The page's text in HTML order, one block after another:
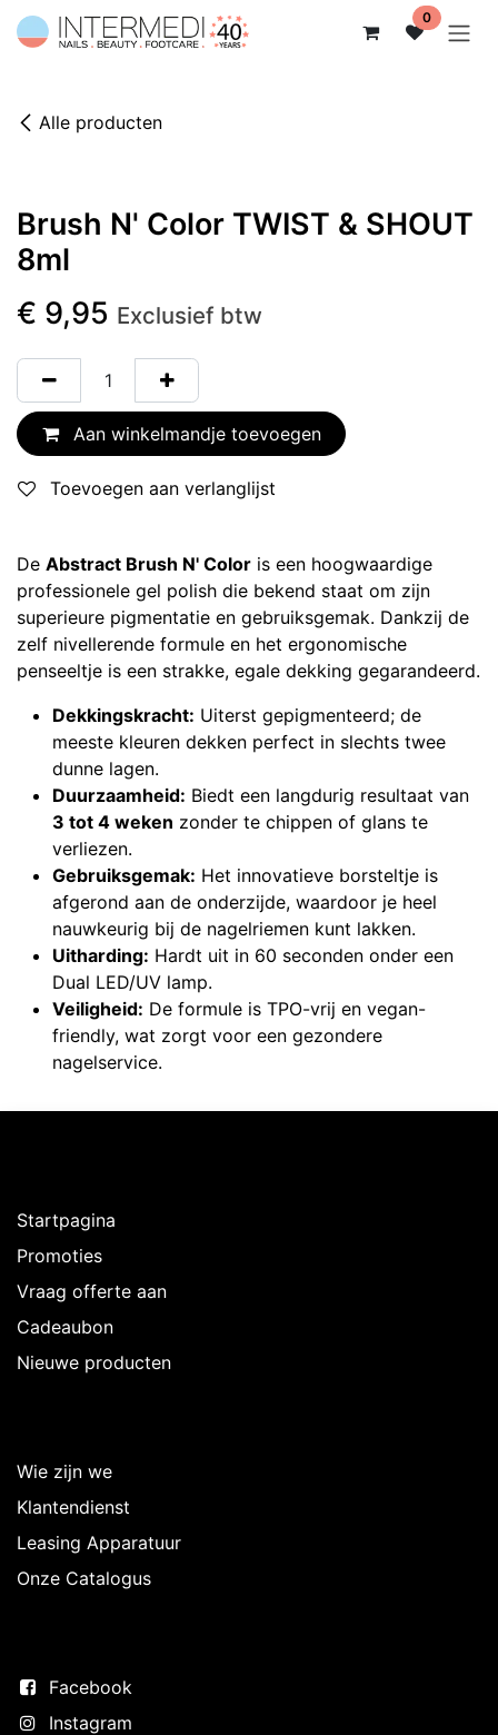
Overslaan naar inhoud 0
Alle producten
Brush N' Color TWIST & SHOUT
8ml
De Abstract Brush N' Color is een hoogwaardige
professionele gel polish die bekend staat om zijn
superieure pigmentatie en gebruiksgemak. Dankzij de
zelf nivellerende formule en het ergonomische
penseeltje is een strakke, egale dekking gegarandeerd.
Dekkingskracht: Uiterst gepigmenteerd; de
meeste kleuren dekken perfect in slechts twee
dunne lagen.
Duurzaamheid: Biedt een langdurig resultaat van
3 tot 4 weken zonder te chippen of glans te
verliezen.
Gebruiksgemak: Het innovatieve borsteltje is
afgerond aan de onderzijde, waardoor je heel
nauwkeurig bij de nagelriemen kunt lakken.
Uitharding: Hardt uit in 60 seconden onder een
Dual LED/UV lamp.
Veiligheid: De formule is TPO-vrij en vegan-
friendly, wat zorgt voor een gezondere
nagelservice.
€ 9,95 Exclusief btw
Aan winkelmandje toevoegen
Toevoegen aan verlanglijst
Startpagina
Promoties
Vraag offerte aan
Cadeaubon
Nieuwe producten
Wie zijn we
Klantendienst
Leasing Apparatuur
Onze Catalogus
Facebook
Instagram